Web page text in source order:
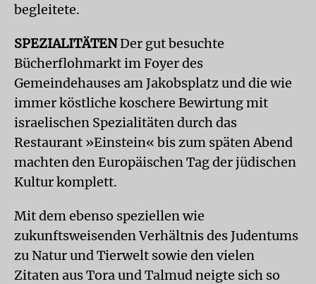
begleitete.
SPEZIALITÄTENDer gut besuchte
Bücherflohmarkt im Foyer des
Gemeindehauses am Jakobsplatz und die wie
immer köstliche koschere Bewirtung mit
israelischen Spezialitäten durch das
Restaurant »Einstein« bis zum späten Abend
machten den Europäischen Tag der jüdischen
Kultur komplett.
Mit dem ebenso speziellen wie
zukunftsweisenden Verhältnis des Judentums
zu Natur und Tierwelt sowie den vielen
Zitaten aus Tora und Talmud neigte sich so